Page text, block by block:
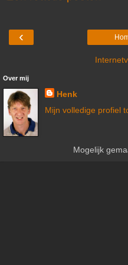
‹
Over mij
Henk
Mijn volledige profiel
Mogelijk